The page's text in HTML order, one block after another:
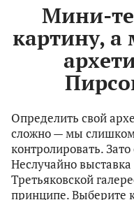
Мини-
картину,
Определить свой
сложно — мы
контролировать.
Неслучайно
Третьяковской
принципе. Выберите